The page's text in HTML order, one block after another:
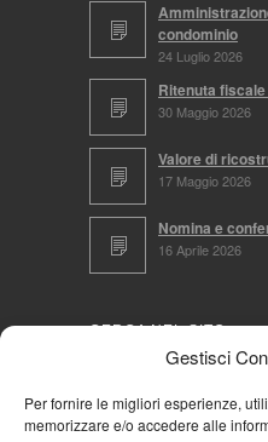
Gestisci
Per fornire le migliori esperienze,
memorizzare e/o accedere alle
condominio
24 Luglio 2026
Ritenuta
30 Maggio 2026
Valore di
17 Maggio 2026
Nomina e
16 Aprile 2026
CERCA NEL SITO
NAVIGA PER